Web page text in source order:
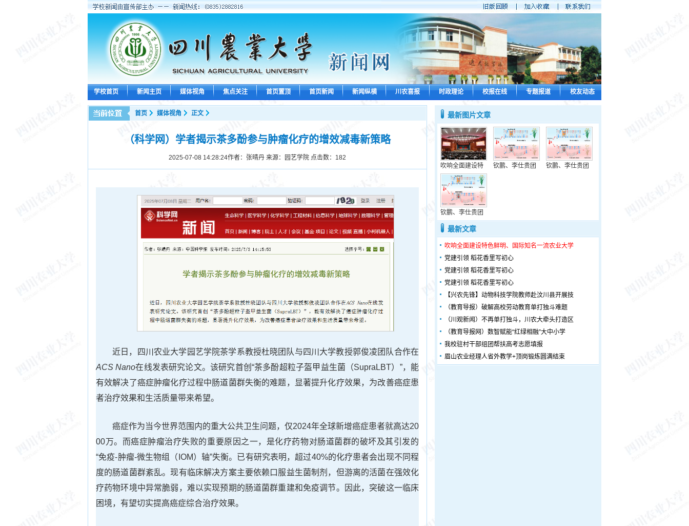
学校首页 新闻主页 媒体视角 焦点关注 首页置顶 首页新闻 新闻纵横 川农喜报 时政理论 校报在线 专题报道 校友动态
首页 媒体视角 正文
（科学网）学者揭示茶多酚参与肿瘤化疗的增效减毒新策略
2025-07-08 14:28:24作者：张晴丹 来源：园艺学院 点击数： 182
近日，四川农业大学园艺学院茶学系教授杜晓团队与四川大学教授郭俊凌团队合作在
ACS Nano在线发表研究论文。该研究首创“茶多酚超粒子盔甲益生菌（SupraLBT）”，能
有效解决了癌症肿瘤化疗过程中肠道菌群失衡的难题，显著提升化疗效果，为改善癌症患
者治疗效果和生活质量带来希望。
癌症作为当今世界范围内的重大公共卫生问题，仅2024年全球新增癌症患者就高达20
00万。而癌症肿瘤治疗失败的重要原因之一，是化疗药物对肠道菌群的破坏及其引发的
“免疫-肿瘤-微生物组（IOM）轴”失衡。已有研究表明，超过40%的化疗患者会出现不同程
度的肠道菌群紊乱。现有临床解决方案主要依赖口服益生菌制剂，但游离的活菌在强效化
疗药物环境中异常脆弱，难以实现预期的肠道菌群重建和免疫调节。因此，突破这一临床
困境，有望切实提高癌症综合治疗效果。
最新图片文章
吹响全面建设特 钦鹏、李仕贵团 钦鹏、李仕贵团
钦鹏、李仕贵团
最新文章
吹响全面建设特色鲜明、国际知名一流农业大学
党建引领 稻花香里写初心
党建引领 稻花香里写初心
党建引领 稻花香里写初心
【兴农先锋】动物科技学院教师赴汶川县开展技
（教育导报）破解高校劳动教育单打独斗难题
（川观新闻）不再单打独斗，川农大牵头打造区
（教育导报网）数智赋能“红绿相融”大中小学
我校驻村干部组团帮扶高考志愿填报
眉山农业经理人省外教学+顶岗锻炼圆满结束